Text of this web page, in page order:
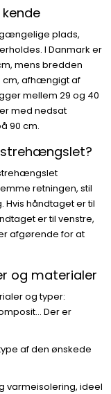
plads,
I Danmark er
mens bredden
cm, afhængigt af
mellem 29 og 40
med nedsat
90 cm.
retningen, stil
Hvis håndtaget er til
er til venstre,
afgørende for at
og materialer
og typer:
Der er
af den ønskede
varmeisolering, ideel